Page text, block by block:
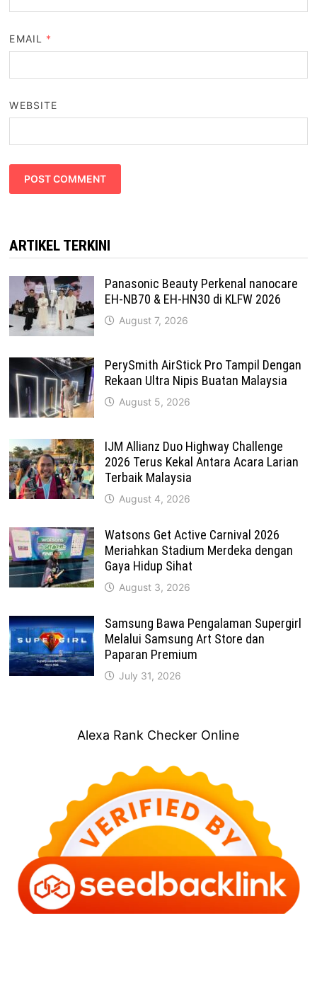
EMAIL *
WEBSITE
ARTIKEL TERKINI
Panasonic Beauty Perkenal nanocare
EH-NB70 & EH-HN30 di KLFW 2026
August 7, 2026
PerySmith AirStick Pro Tampil Dengan
Rekaan Ultra Nipis Buatan Malaysia
August 5, 2026
IJM Allianz Duo Highway Challenge
2026 Terus Kekal Antara Acara Larian
Terbaik Malaysia
August 4, 2026
Watsons Get Active Carnival 2026
Meriahkan Stadium Merdeka dengan
Gaya Hidup Sihat
August 3, 2026
Samsung Bawa Pengalaman Supergirl
Melalui Samsung Art Store dan
Paparan Premium
July 31, 2026
Alexa Rank Checker Online